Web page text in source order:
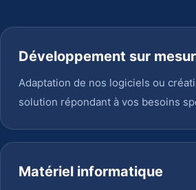
Développement sur
Adaptation de nos logiciels ou
solution répondant à vos besoins
Matériel informatique